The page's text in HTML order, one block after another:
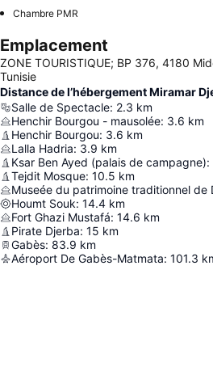
Chambre PMR
Emplacement
ZONE TOURISTIQUE; BP 376, 4180
Tunisie
Distance de l’hébergement Miramar
Salle de Spectacle: 2.3 km
Henchir Bourgou - mausolée: 3.6 km
Henchir Bourgou: 3.6 km
Lalla Hadria: 3.9 km
Ksar Ben Ayed (palais de campagne):
Tejdit Mosque: 10.5 km
Museée du patrimoine traditionnel de
Houmt Souk: 14.4 km
Fort Ghazi Mustafá: 14.6 km
Pirate Djerba: 15 km
Gabès: 83.9 km
Aéroport De Gabès-Matmata: 101.3